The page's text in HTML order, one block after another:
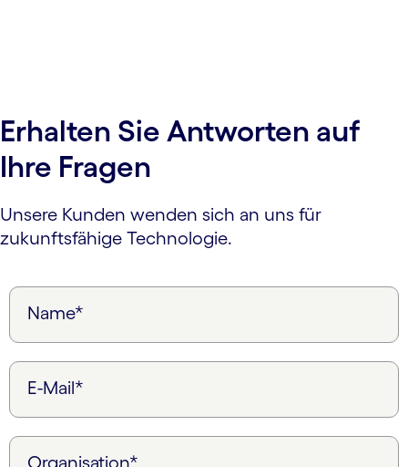
Erhalten Sie Antworten auf
Ihre Fragen
Unsere Kunden wenden sich an uns für
zukunftsfähige Technologie.
Name*
E-Mail*
Organisation*